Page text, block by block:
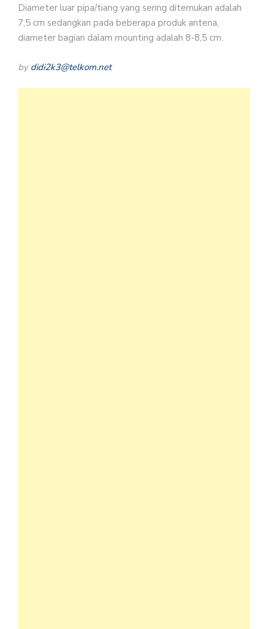
Diameter luar pipa/tiang yang sering ditemukan adalah
7,5 cm sedangkan pada beberapa produk antena,
diameter bagian dalam mounting adalah 8-8,5 cm.
by didi2k3@telkom.net